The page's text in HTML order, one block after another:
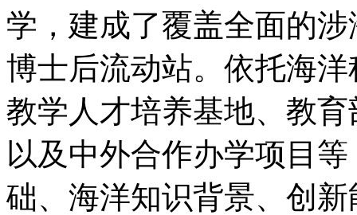
学，建成了覆盖全面的
博士后流动站。依托海
教学人才培养基地、教
以及中外合作办学项目
础、海洋知识背景、创